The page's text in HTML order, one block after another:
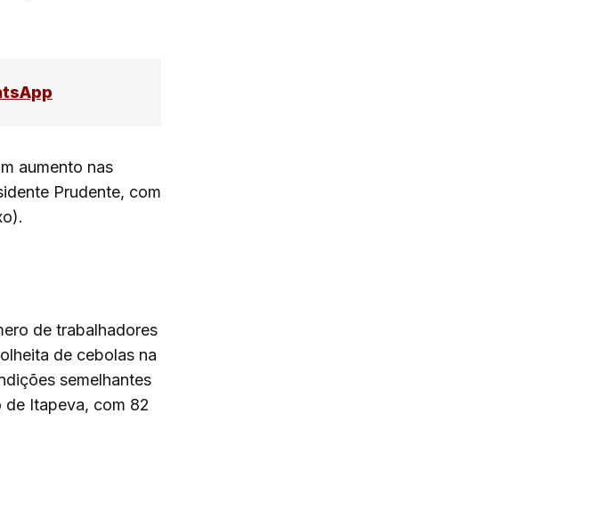
aumento nas
Prudente, com
de trabalhadores
de cebolas na
semelhantes
de Itapeva, com 82